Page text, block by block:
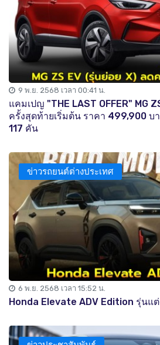
9 พ.ย. 2568 เวลา 00:41 น.
แคมเปญ "THE LAST OFFER" MG
ครั้งสุดท้ายเริ่มต้น ราคา 499,900 บ
117 คัน
ข่าวรถยนต์ต่างประเทศ
6 พ.ย. 2568 เวลา 15:52 น.
Honda Elevate ADV Edition รุ่นแ